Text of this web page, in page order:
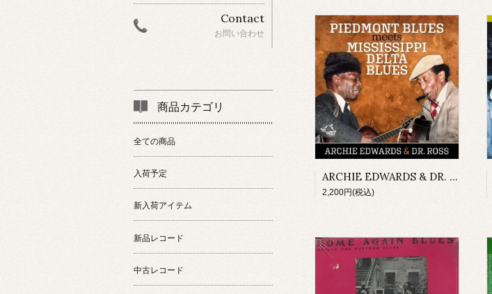
ARCHIE EDWARDS & DR. ROSS/ PIEDMONT BLUES meets MISSISSIPPI DELTA BLUES
2,200円(税込)
Contact
お問い合わせ
商品カテゴリ
全ての商品
入荷予定
新入荷アイテム
新品レコード
中古レコード